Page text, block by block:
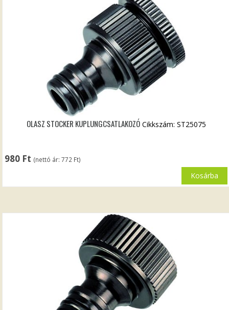
OLASZ STOCKER KUPLUNGCSATLAKOZÓ
980 Ft (nettó ár:772 Ft)
Cikkszám: ST25075
Kosárba